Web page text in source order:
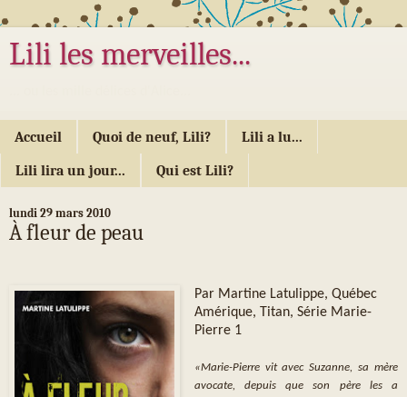
Lili les merveilles...
Accueil Quoi de neuf, Lili? Lili a lu...
Lili lira un jour... Qui est Lili?
lundi 29 mars 2010
À fleur de peau
Par Martine Latulippe, Québec
Amérique, Titan, Série Marie-
Pierre 1
«Marie-Pierre vit avec Suzanne, sa mère
avocate, depuis que son père les a